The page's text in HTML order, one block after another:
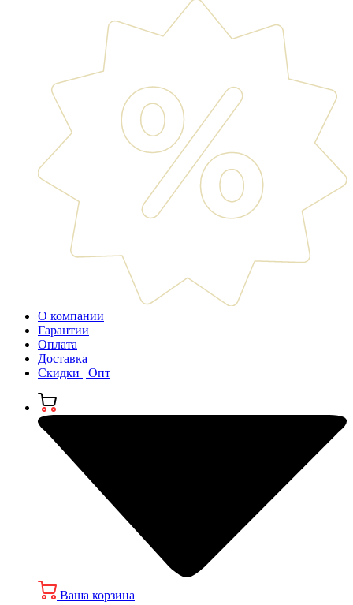
О компании
Гарантии
Оплата
Доставка
Скидки | Опт
Ваша корзина